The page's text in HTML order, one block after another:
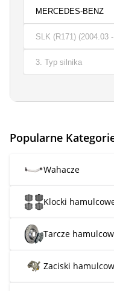
Popularne
Wahacze
Klocki
Tarcze
Zaciski